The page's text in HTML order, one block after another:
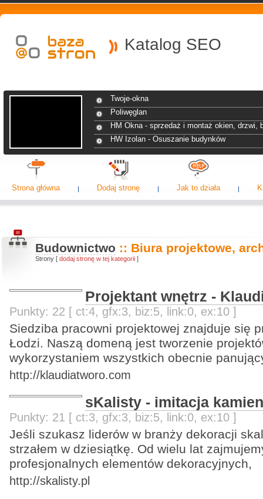
Katalog SEO
Twoje-okna
Poliwęglan
HM Okna - sprzedaż i montaż okien, drzwi,
HW Izolan - Osuszanie budynków
Strona główna Dodaj stronę Jak to działa
Budownictwo :: Biura projektowe,
Strony [ dodaj stronę w tej kategorii ]
Projektant wnętrz -
Punkty: 22 [ ct:4, gfx:3, biz:5, link:0, ex:10 ]
Siedziba pracowni projektowej znajduje się
Łodzi. Naszą domeną jest tworzenie
wykorzystaniem wszystkich obecnie
http://klaudiatworo.com
sKalisty - imitacja
Punkty: 21 [ ct:3, gfx:3, biz:5, link:0, ex:10 ]
Jeśli szukasz liderów w branży dekoracji
strzałem w dziesiątkę. Od wielu lat
profesjonalnych elementów dekoracyjnych,
http://skalisty.pl